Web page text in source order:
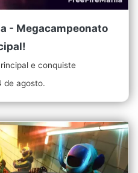
- Megacampeonato
e conquiste
de agosto.